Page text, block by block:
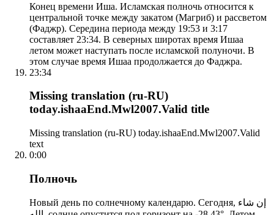
Конец времени Иша. Исламская полночь относится к
центральной точке между закатом (Магриб) и рассветом
(Фаджр). Середина периода между 19:53 и 3:17
составляет 23:34. В северных широтах время Ишаа
летом может наступать после исламской полуночи. В
этом случае время Ишаа продолжается до Фаджра.
23:34
Missing translation (ru-RU)
today.ishaaEnd.Mwl2007.Valid title
Missing translation (ru-RU) today.ishaaEnd.Mwl2007.Valid
text
0:00
Полночь
Новый день по солнечному календарю. Сегодня, إن شاء